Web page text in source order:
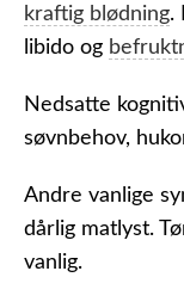
kraftig blødning.
libido og
Nedsatte
søvnbehov,
Andre vanlige
dårlig matlyst.
vanlig.